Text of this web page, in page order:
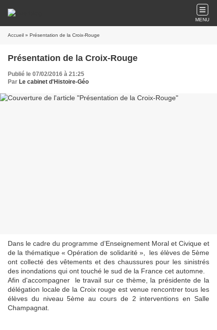
MENU
Accueil » Présentation de la Croix-Rouge
Présentation de la Croix-Rouge
Publié le 07/02/2016 à 21:25
Par Le cabinet d'Histoire-Géo
Dans le cadre du programme d’Enseignement Moral et Civique et
de la thématique « Opération de solidarité », les élèves de 5ème
ont collecté des vêtements et des chaussures pour les sinistrés
des inondations qui ont touché le sud de la France cet automne.
​Afin d'accompagner le travail sur ce thème, la présidente de la
délégation locale de la Croix rouge est venue rencontrer tous les
élèves du niveau 5ème au cours de 2 interventions en Salle
Champagnat.